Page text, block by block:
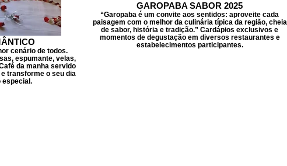
cenário de todos.
espumante, velas,
da manha servido
transforme o seu dia
especial.
GAROPABA SABOR 2025
“Garopaba é um convite aos sentidos: aproveite cada
paisagem com o melhor da culinária típica da região, cheia
de sabor, história e tradição.” Cardápios exclusivos e
momentos de degustação em diversos restaurantes e
estabelecimentos participantes.